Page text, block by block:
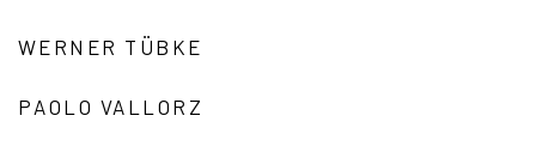
WERNER TÜBKE
PAOLO VALLORZ